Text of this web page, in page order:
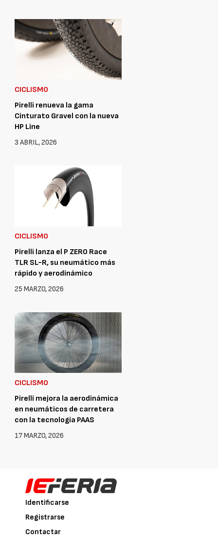
CICLISMO
Pirelli renueva la gama
Cinturato Gravel con la nueva
HP Line
3 ABRIL, 2026
CICLISMO
Pirelli lanza el P ZERO Race
TLR SL-R, su neumático más
rápido y aerodinámico
25 MARZO, 2026
CICLISMO
Pirelli mejora la aerodinámica
en neumáticos de carretera
con la tecnología PAAS
17 MARZO, 2026
Identificarse
Registrarse
Contactar